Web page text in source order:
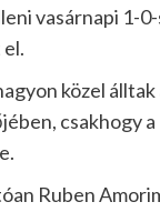
vasárnapi 1-
közel
csakhogy
Ruben